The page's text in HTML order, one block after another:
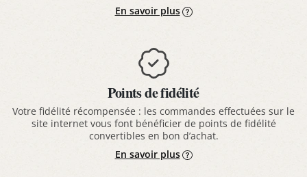
En savoir plus
Points de fidélité
Votre fidélité récompensée : les commandes effectuées sur le
site internet vous font bénéficier de points de fidélité
convertibles en bon d’achat.
En savoir plus